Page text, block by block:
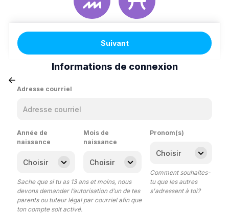
Suivant
Informations de connexion
Adresse courriel
Année de
naissance
Mois de
naissance
Sache que si tu as 13 ans et moins, nous
devons demander l’autorisation d’un de tes
parents ou tuteur légal par courriel afin que
ton compte soit activé.
Pronom(s)
Comment souhaites-
tu que les autres
s'adressent à toi?